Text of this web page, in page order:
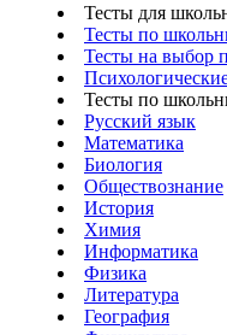
Тесты для
Тесты по
Тесты на выбор
Тесты по
Русский язык
Математика
Биология
Обществознание
История
Химия
Информатика
Физика
Литература
География